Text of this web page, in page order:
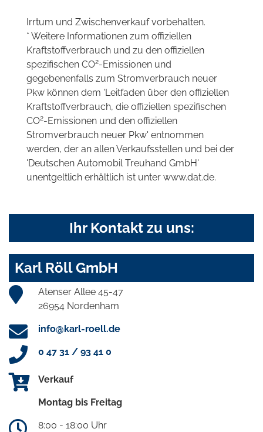
Irrtum und Zwischenverkauf vorbehalten.
* Weitere Informationen zum offiziellen
Kraftstoffverbrauch und zu den offiziellen
spezifischen CO2-Emissionen und
gegebenenfalls zum Stromverbrauch neuer
Pkw können dem 'Leitfaden über den offiziellen
Kraftstoffverbrauch, die offiziellen spezifischen
CO2-Emissionen und den offiziellen
Stromverbrauch neuer Pkw' entnommen
werden, der an allen Verkaufsstellen und bei der
'Deutschen Automobil Treuhand GmbH'
unentgeltlich erhältlich ist unter www.dat.de.
Ihr Kontakt zu uns:
Karl Röll GmbH
Atenser Allee 45-47
26954 Nordenham
info@karl-roell.de
0 47 31 / 93 41 0
Verkauf
Montag bis Freitag
8:00 - 18:00 Uhr